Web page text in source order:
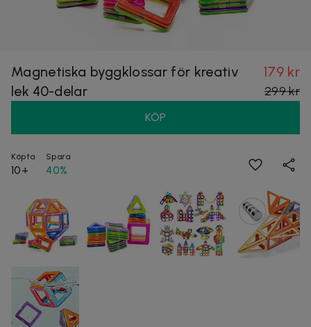
Magnetiska byggklossar för kreativ
lek 40-delar
179 kr
299 kr
KÖP
Köpta
10+
Spara
40%